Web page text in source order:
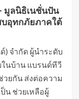
มูลนิธิเนชั่นปัน
บอุทกภัยภาคใต้
) จำกัด ผู้นำระดับ
นบ้าน แบรนด์ทีวี
วยกัน ส่งต่อความ
น ช่วยเหลือผู้